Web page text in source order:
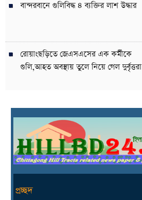
বান্দরবানে গুলিবিদ্ধ ৪ ব্যক্তির লাশ উদ্ধার
রোয়াংছড়িতে জেএসএসের এক কর্মীকে
গুলি,আহত অবস্থায় তুলে নিয়ে গেল দুর্বৃত্তরা
প্রচ্ছদ